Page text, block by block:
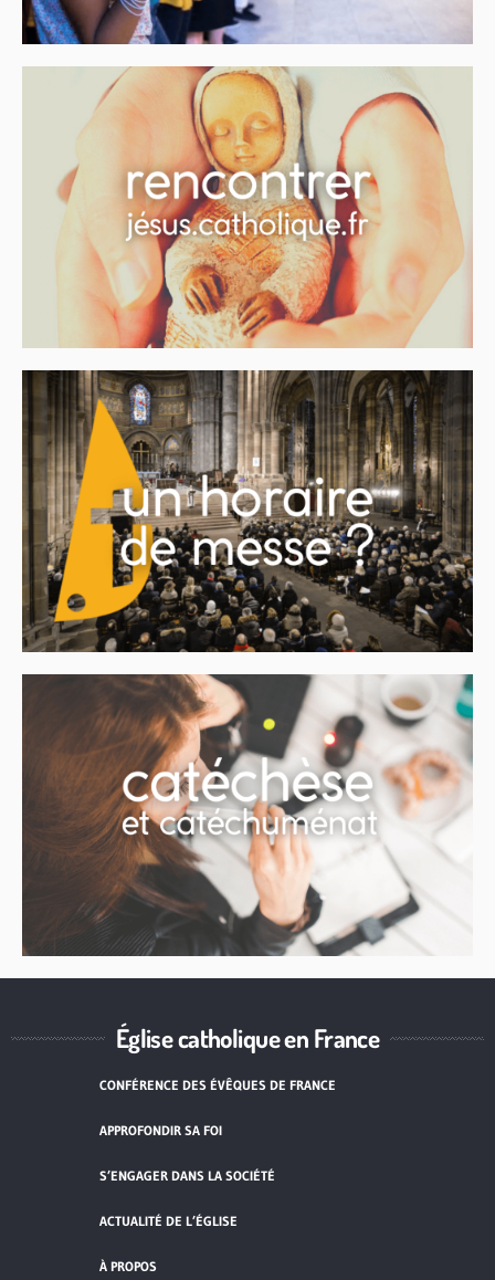
Église catholique en France
CONFÉRENCE DES ÉVÊQUES DE FRANCE
APPROFONDIR SA FOI
S’ENGAGER DANS LA SOCIÉTÉ
ACTUALITÉ DE L’ÉGLISE
À PROPOS